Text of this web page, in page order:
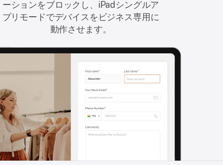
ーションをブロックし、iPadシングルア
プリモードでデバイスをビジネス専用に
動作させます。